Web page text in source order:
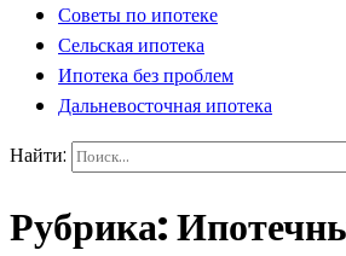
Советы по ипотеке
Сельская ипотека
Ипотека без проблем
Дальневосточная ипотека
Найти:
Рубрика: